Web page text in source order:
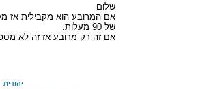
שלום
אם המרובע הוא מקבילית אז
של 90 מעלות.
אם זה רק מרובע אז זה לא
יהודית